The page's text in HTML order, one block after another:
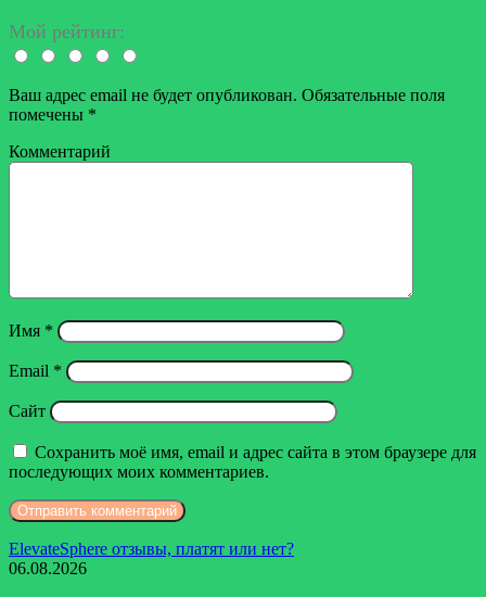
Мой рейтинг:
Ваш адрес email не будет опубликован. Обязательные поля
помечены *
Комментарий
Имя *
Email *
Сайт
Сохранить моё имя, email и адрес сайта в этом браузере для
последующих моих комментариев.
ElevateSphere отзывы, платят или нет?
06.08.2026